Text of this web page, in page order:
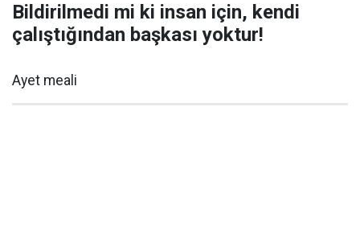
Bildirilmedi mi ki insan için, kendi
çalıştığından başkası yoktur!
Ayet meali